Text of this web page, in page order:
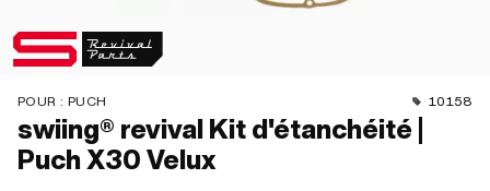
POUR : PUCH 10158
swiing® revival Kit d'étanchéité |
Puch X30 Velux